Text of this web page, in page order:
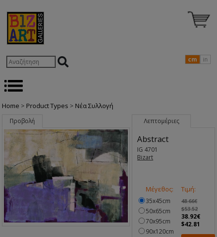
cm in
Home > Product Types > Nέα Συλλογή
Προβολή Λεπτομέριες
Abstract
IG 4701
Bizart
Μέγεθος:
35x45cm
50x65cm
70x95cm
90x120cm
Τιμή:
48.66€
$53.52
38.92€
$42.81